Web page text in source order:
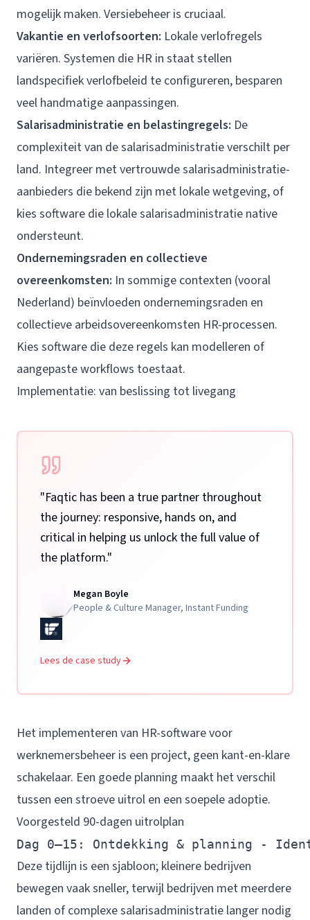
mogelijk maken. Versiebeheer is cruciaal.
Vakantie en verlofsoorten: Lokale verlofregels
variëren. Systemen die HR in staat stellen
landspecifiek verlofbeleid te configureren, besparen
veel handmatige aanpassingen.
Salarisadministratie en belastingregels: De
complexiteit van de salarisadministratie verschilt per
land. Integreer met vertrouwde salarisadministratie-
aanbieders die bekend zijn met lokale wetgeving, of
kies software die lokale salarisadministratie native
ondersteunt.
Ondernemingsraden en collectieve
overeenkomsten: In sommige contexten (vooral
Nederland) beïnvloeden ondernemingsraden en
collectieve arbeidsovereenkomsten HR-processen.
Kies software die deze regels kan modelleren of
aangepaste workflows toestaat.
Implementatie: van beslissing tot livegang
"Faqtic has been a true partner throughout
the journey: responsive, hands on, and
critical in helping us unlock the full value of
the platform."
Megan Boyle
People & Culture Manager, Instant Funding
Lees de case study
Het implementeren van HR-software voor
werknemersbeheer is een project, geen kant-en-klare
schakelaar. Een goede planning maakt het verschil
tussen een stroeve uitrol en een soepele adoptie.
Voorgesteld 90-dagen uitrolplan
Dag 0–15: Ontdekking & planning -
Deze tijdlijn is een sjabloon; kleinere bedrijven
bewegen vaak sneller, terwijl bedrijven met meerdere
landen of complexe salarisadministratie langer nodig